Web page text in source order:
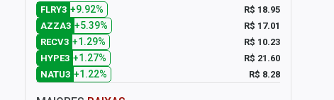
FLRY3 +9.92%
R$ 18.95
AZZA3 +5.39%
R$ 17.01
RECV3 +1.29%
R$ 10.23
HYPE3 +1.27%
R$ 21.60
NATU3 +1.22% R$ 8.28